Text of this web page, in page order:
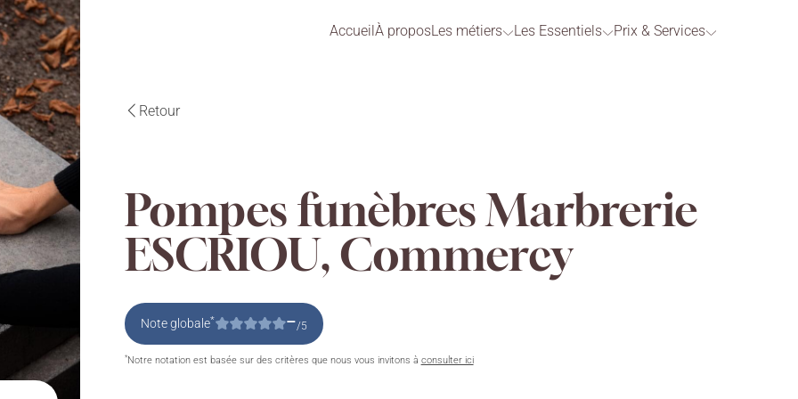
AccueilÀ proposLes métiers Les Essentiels Prix & Services
Retour
Pompes funèbres Marbrerie
ESCRIOU, Commercy
Note globale* –/5
*Notre notation est basée sur des critères que nous vous invitons à consulter ici